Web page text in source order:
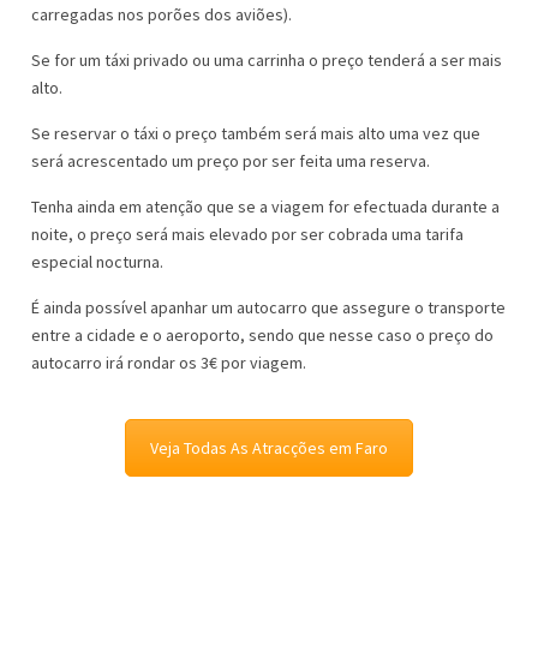
carregadas nos porões dos aviões).
Se for um táxi privado ou uma carrinha o preço tenderá a ser mais
alto.
Se reservar o táxi o preço também será mais alto uma vez que
será acrescentado um preço por ser feita uma reserva.
Tenha ainda em atenção que se a viagem for efectuada durante a
noite, o preço será mais elevado por ser cobrada uma tarifa
especial nocturna.
É ainda possível apanhar um autocarro que assegure o transporte
entre a cidade e o aeroporto, sendo que nesse caso o preço do
autocarro irá rondar os 3€ por viagem.
Veja Todas As Atracções em Faro